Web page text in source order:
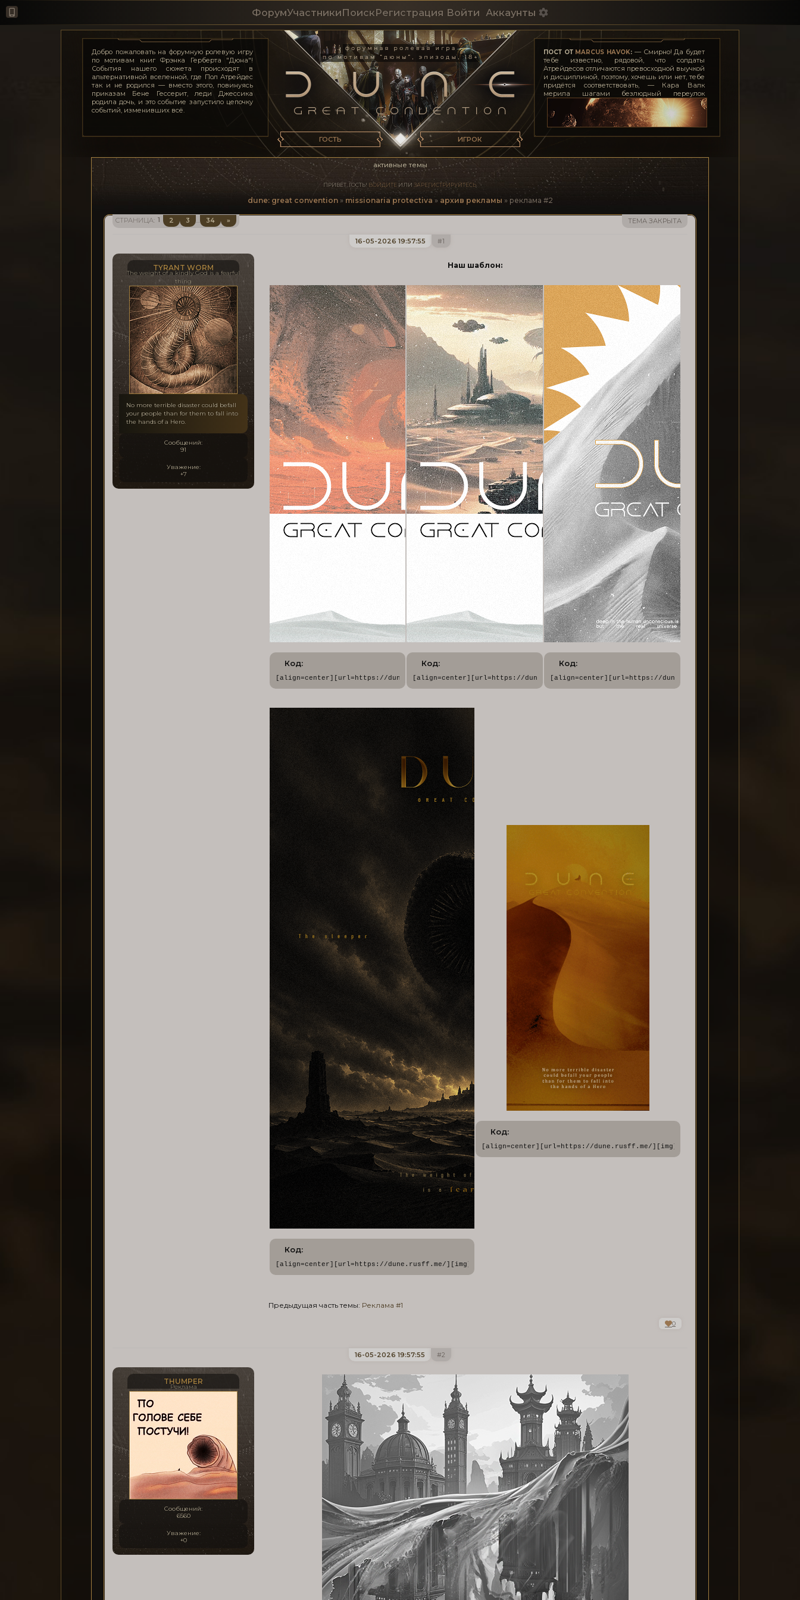
Добро пожаловать на форумную ролевую игру
по мотивам книг Фрэнка Герберта "Дюна"!
События нашего сюжета происходят в
альтернативной вселенной, где Пол Атрейдес
так и не родился — вместо этого, повинуясь
приказам Бене Гессерит, леди Джессика
родила дочь, и это событие запустило цепочку
событий, изменивших всё.
ПОСТ ОТ MARCUS HAVOK: — Смирно! Да будет
тебе известно, рядовой, что солдаты
Атрейдесов отличаются превосходной выучкой
и дисциплиной, поэтому, хочешь или нет, тебе
придётся соответствовать, — Кара Валк
мерила шагами безлюдный переулок
недалеко от казарм, заложив руки за спину. —
Даже если я согласилась участвовать в твоей
авантюре, это ещё не значит, что я позволю
тебе позорить честь мундира. Усек?
— Так точно, мэм!
— Если опередите леди Джессику, мэм.
ГОСТЬ ИГРОК
ФорумУчастникиПоискРегистрация Войти Аккаунты
активные темы
ПРИВЕТ, ГОСТЬ! ВОЙДИТЕ ИЛИ ЗАРЕГИСТРИРУЙТЕСЬ.
dune: great convention » missionaria protectiva » архив рекламы » реклама #2
СТРАНИЦА: 1 2 3 … 34 » ТЕМА ЗАКРЫТА
1
16-05-2026 19:57:55
TYRANT WORM
The weight of a kindly God is a fearful
thing
No more terrible disaster could befall
your people than for them to fall into
the hands of a Hero.
Сообщений:
91
Уважение:
+7
Наш шаблон:
Код:
[align=center][url=https://dune.rusff.me/][img]https://forumstatic.ru/files/001c/5a/1f/86257.png[/img][/url][/align]
Код:
[align=center][url=https://dune.rusff.me/][img]https://forumstatic.ru/files/001c/5a/1f/
Код:
[align=center][url=https://dune.rusff.me/][img]https://
Код:
[align=center][url=https://dune.rusff.me/][img]https://forumstatic.ru/files/001c/9f/bb/74156.png[/img][/url][/align]
Код:
[align=center][url=https://dune.rusff.me/][img]https://forumstatic.ru/
Предыдущая часть темы: Реклама #1
0
2
16-05-2026 19:57:55
THUMPER
Реклама
Сообщений:
6560
Уважение:
+0